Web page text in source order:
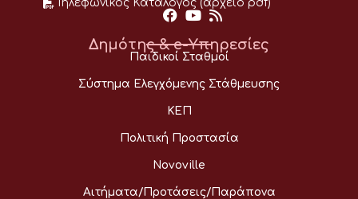
Τηλεφωνικός Κατάλογος (αρχείο pdf)
Δημότης & e-Υπηρεσίες
Παιδικοί Σταθμοί
Σύστημα Ελεγχόμενης Στάθμευσης
ΚΕΠ
Πολιτική Προστασία
Novoville
Αιτήματα/Προτάσεις/Παράπονα